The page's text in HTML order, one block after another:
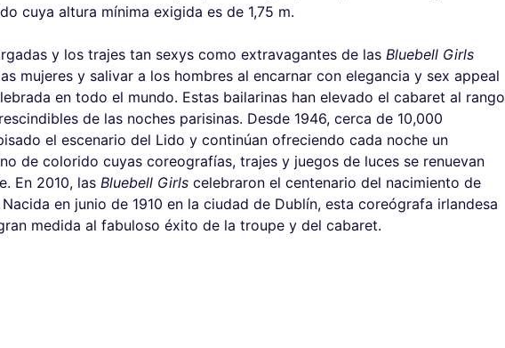
cuya altura mínima exigida es de 1,75 m.
y los trajes tan sexys como extravagantes de las Bluebell Girls
mujeres y salivar a los hombres al encarnar con elegancia y sex appeal
en todo el mundo. Estas bailarinas han elevado el cabaret al rango
de las noches parisinas. Desde 1946, cerca de 10,000
el escenario del Lido y continúan ofreciendo cada noche un
de colorido cuyas coreografías, trajes y juegos de luces se renuevan
En 2010, las Bluebell Girls celebraron el centenario del nacimiento de
en junio de 1910 en la ciudad de Dublín, esta coreógrafa irlandesa
medida al fabuloso éxito de la troupe y del cabaret.